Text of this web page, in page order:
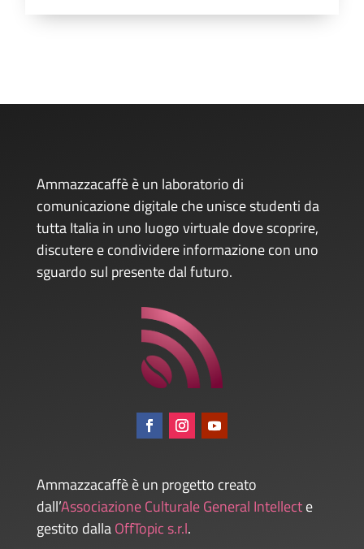
Ammazzacaffè è un laboratorio di
comunicazione digitale che unisce studenti da
tutta Italia in uno luogo virtuale dove scoprire,
discutere e condividere informazione con uno
sguardo sul presente dal futuro.
Ammazzacaffè è un progetto creato
dall’Associazione Culturale General Intellecte
gestito dallaOffTopic s.r.l.